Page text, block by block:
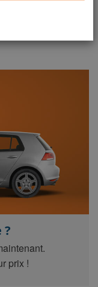
passé plus vite
prix !